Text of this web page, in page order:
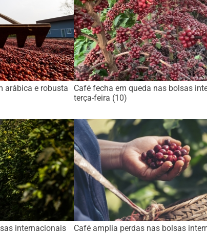
arábica e robusta
Café fecha em queda nas bolsas
terça-feira (10)
internacionais
Café amplia perdas nas bolsas